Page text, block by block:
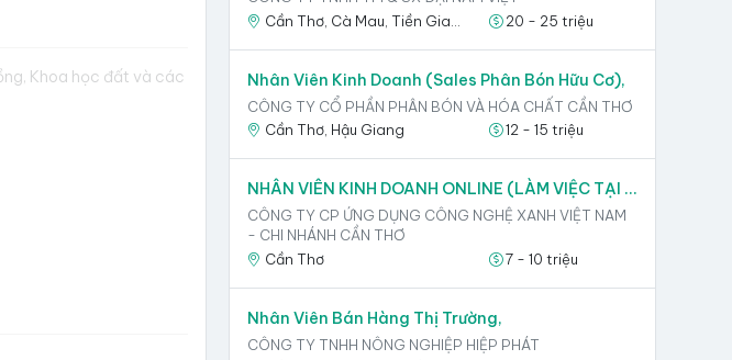
Khoa học đất và các
Cần Thơ, Cà Mau, Tiền Giang, Trà Vinh
20 - 25 triệu
Nhân Viên Kinh Doanh (Sales Phân Bón Hữu Cơ),
CÔNG TY CỔ PHẦN PHÂN BÓN VÀ HÓA CHẤT CẦN THƠ
Cần Thơ, Hậu Giang
12 - 15 triệu
NHÂN VIÊN KINH DOANH ONLINE (LÀM VIỆC TẠI VĂN PHÒNG),
CÔNG TY CP ỨNG DỤNG CÔNG NGHỆ XANH VIỆT NAM
- CHI NHÁNH CẦN THƠ
Cần Thơ
7 - 10 triệu
Nhân Viên Bán Hàng Thị Trường,
CÔNG TY TNHH NÔNG NGHIỆP HIỆP PHÁT